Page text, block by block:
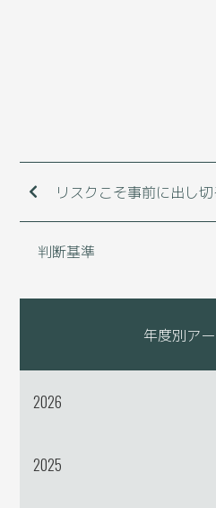
リスクこそ事前に出し切
判断基準
年度別ア
2026
2025